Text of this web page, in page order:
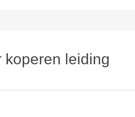
koperen leiding